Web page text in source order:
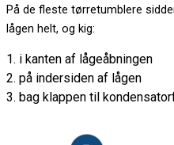
På de fleste tørretumblere
lågen helt, og kig:
1. i kanten af lågeåbningen
2. på indersiden af lågen
3. bag klappen til